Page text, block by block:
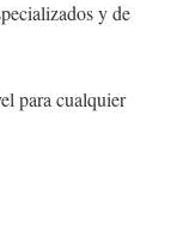
y de
para cualquier